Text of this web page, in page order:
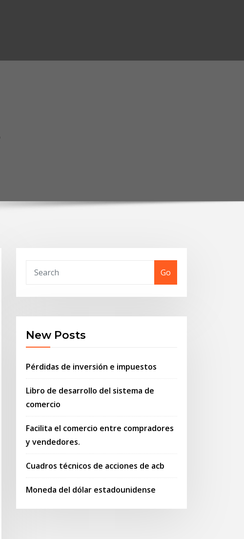
Go
New Posts
Pérdidas de inversión e impuestos
Libro de desarrollo del sistema de
comercio
Facilita el comercio entre compradores
y vendedores.
Cuadros técnicos de acciones de acb
Moneda del dólar estadounidense